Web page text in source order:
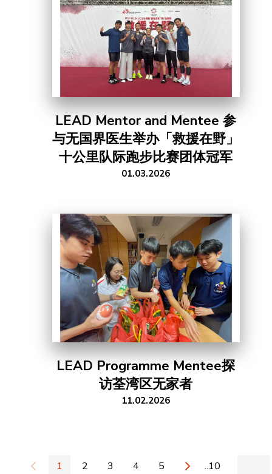
LEAD Mentor and Mentee 参
与无国界医生举办「救援在野」
十公里队际跑步比赛团体冠军
01.03.2026
LEAD Programme Mentee探
访荃湾区无家者
11.02.2026
1 2 3 4 5 ..10